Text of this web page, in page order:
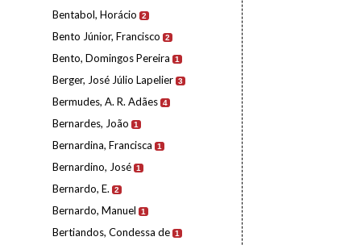
Bentabol, Horácio 2
Bento Júnior, Francisco 2
Bento, Domingos Pereira 1
Berger, José Júlio Lapelier 3
Bermudes, A. R. Adães 4
Bernardes, João 1
Bernardina, Francisca 1
Bernardino, José 1
Bernardo, E. 2
Bernardo, Manuel 1
Bertiandos, Condessa de 1